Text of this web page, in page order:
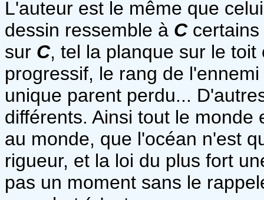
L'auteur est le même que
dessin ressemble à Ccertains
sur C, tel la planque sur le
progressif, le rang de
unique parent perdu...
différents. Ainsi tout le
au monde, que l'océan n'est
rigueur, et la loi du plus fort
pas un moment sans le